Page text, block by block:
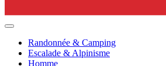
Randonnée & Camping
Escalade & Alpinisme
Homme